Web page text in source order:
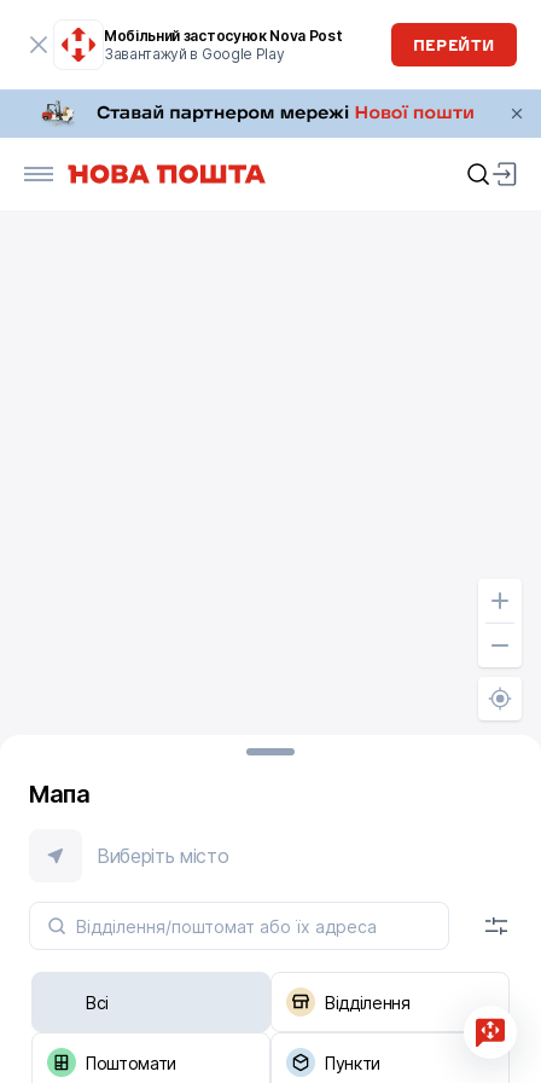
Мобільний застосунок Nova Post
Завантажуй в Google Play
ПЕРЕЙТИ
Мапа
Виберіть місто
Всі Відділення
Поштомати Пункти